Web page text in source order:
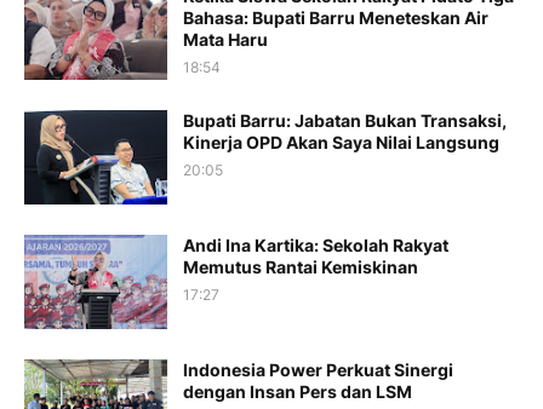
Bahasa: Bupati Barru Meneteskan Air
Mata Haru
18:54
Bupati Barru: Jabatan Bukan Transaksi,
Kinerja OPD Akan Saya Nilai Langsung
20:05
Andi Ina Kartika: Sekolah Rakyat
Memutus Rantai Kemiskinan
17:27
Indonesia Power Perkuat Sinergi
dengan Insan Pers dan LSM